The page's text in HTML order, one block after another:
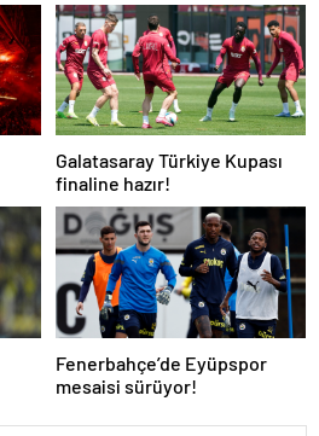
Galatasaray Türkiye Kupası
finaline hazır!
Fenerbahçe’de Eyüpspor
mesaisi sürüyor!